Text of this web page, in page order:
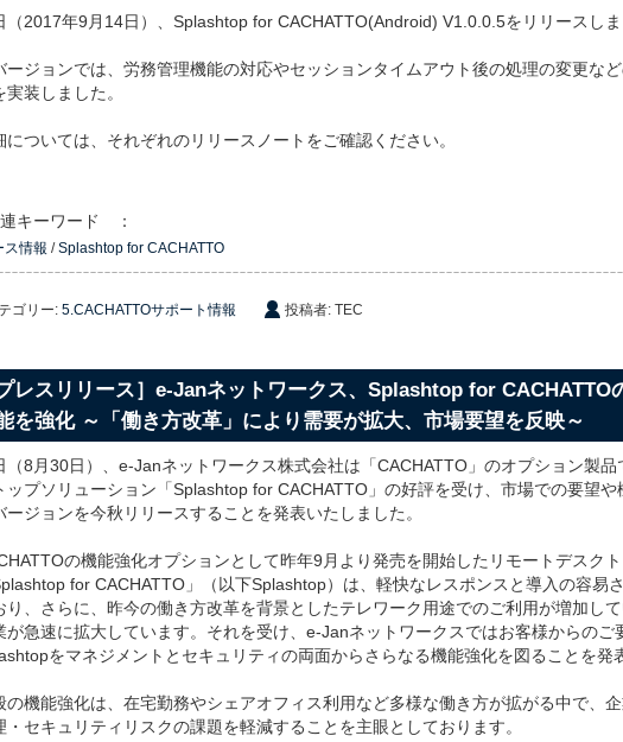
（2017年9月14日）、Splashtop for CACHATTO(Android) V1.0.0.5をリリースしま
ージョンでは、労務管理機能の対応やセッションタイムアウト後の処理の変更な
実装しました。
については、それぞれのリリースノートをご確認ください。
キーワード ：
ス情報 /Splashtop for CACHATTO
ゴリー: 5.CACHATTOサポート情報 投稿者: TEC
プレスリリース］e-Janネットワークス、Splashtop for CACHATTO
を強化 ～「働き方改革」により需要が拡大、市場要望を反映～
（8月30日）、e-Janネットワークス株式会社は「CACHATTO」のオプション製品
ップソリューション「Splashtop for CACHATTO」の好評を受け、市場での要望や
ージョンを今秋リリースすることを発表いたしました。
の機能強化オプションとして昨年9月より発売を開始したリモートデスク
for CACHATTO」（以下Splashtop）は、軽快なレスポンスと導入の容易
り、さらに、昨今の働き方改革を背景としたテレワーク用途でのご利用が増加し
が急速に拡大しています。それを受け、e-Janネットワークスではお客様からのご
をマネジメントとセキュリティの両面からさらなる機能強化を図ることを発
の機能強化は、在宅勤務やシェアオフィス利用など多様な働き方が拡がる中で、
・セキュリティリスクの課題を軽減することを主眼としております。